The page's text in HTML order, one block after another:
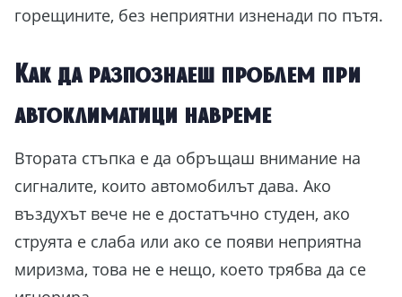
горещините, без неприятни изненади по пътя.
Как да разпознаеш проблем при
автоклиматици навреме
Втората стъпка е да обръщаш внимание на
сигналите, които автомобилът дава. Ако
въздухът вече не е достатъчно студен, ако
струята е слаба или ако се появи неприятна
миризма, това не е нещо, което трябва да се